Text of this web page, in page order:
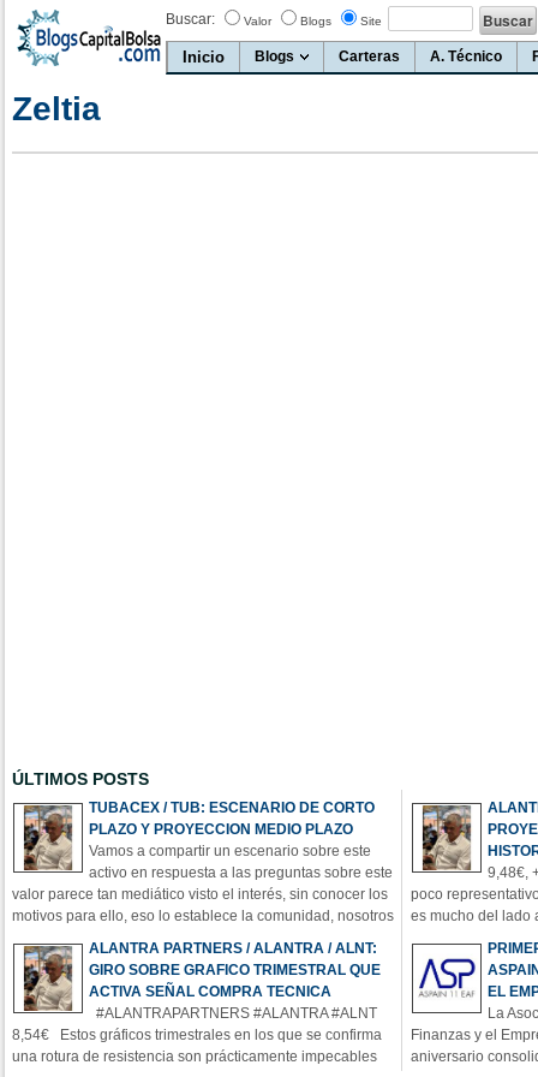
Buscar: Valor Blogs Site
Inicio Blogs Carteras A. Técnico
Zeltia
ÚLTIMOS POSTS
TUBACEX / TUB: ESCENARIO DE CORTO
PLAZO Y PROYECCION MEDIO PLAZO
Vamos a compartir un escenario sobre este
activo en respuesta a las preguntas sobre este
valor parece tan mediático visto el interés, sin conocer los
motivos para ello, eso lo establece la comunidad, nosotros
manera puntual sobre lo que sí puedo ir comentando en el
Cana
9,48€,
poco
es mucho del lado
semana con la
importantes o
poten
ALANTRA PARTNERS / ALANTRA / ALNT:
GIRO SOBRE GRAFICO TRIMESTRAL QUE
ACTIVA SEÑAL COMPRA TECNICA
#ALANTRAPARTNERS #ALANTRA #ALNT
8,54€ Estos gráficos trimestrales en los que se confirma
una rotura de resistencia son prácticamente impecables
EL
La
Finanzas y el
aniversario